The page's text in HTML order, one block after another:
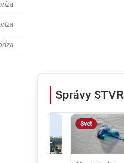
Správy STVR